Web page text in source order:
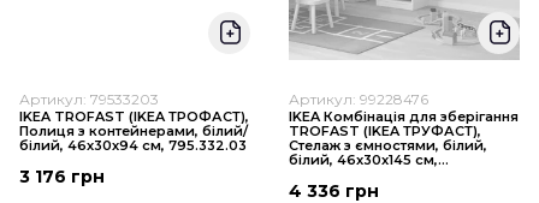
Артикул: 79533203
IKEA TROFAST (ІKEA ТРОФАСТ),
Полиця з контейнерами, білий/
білий, 46х30х94 см, 795.332.03
3 176 грн
Артикул: 99228476
IKEA Комбінація для зберігання
TROFAST (ІKEA ТРУФАСТ),
Стелаж з ємностями, білий,
білий, 46x30x145 см,
4 336 грн